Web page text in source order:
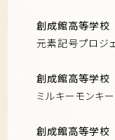
創成館高等学校
元素記号プロジ
創成館高等学校
ミルキーモンキー
創成館高等学校